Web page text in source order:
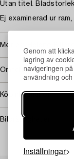
Genom att
lagring av
navigeringen
användning
Inställningar
Utan titel.
Ej examinerad ur ram,
Mer om Helene
Omfattas av följerätt
Köpinformation
Bildrättigheter